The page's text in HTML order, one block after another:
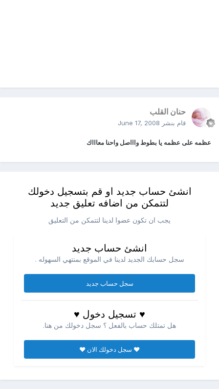
حنان القلب
قام بنشر June 17, 2008
عظمه على عظمه يا بطوط واااصل واحنا معاااك
انشئ حساب جديد او قم بتسجيل دخولك
لتتمكن من اضافه تعليق جديد
يجب ان تكون عضوا لدينا لتتمكن من التعليق
انشئ حساب جديد
سجل حسابك الجديد لدينا في الموقع بمنتهي السهوله .
سجل حساب جديد
♥ تسجيل دخول ♥
هل تمتلك حساب بالفعل ؟ سجل دخولك من هنا.
♥ سجل دخولك الان ♥